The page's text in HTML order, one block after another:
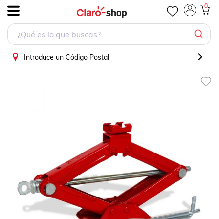
0
Introduce un Código Postal
Gato mecánico tijera 1 t Mikels